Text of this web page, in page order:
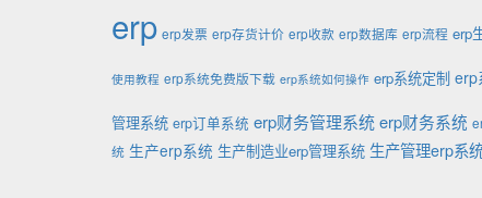
erp erp发票 erp存货计价 erp收款 erp数据库 erp流程 erp
使用教程 erp系统免费版下载 erp系统如何操作 erp系统定制 erp
管理系统 erp订单系统 erp财务管理系统erp财务系统
统 生产erp系统 生产制造业erp管理系统 生产管理erp系